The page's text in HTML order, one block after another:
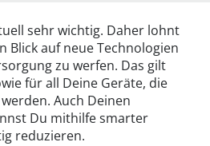
sehr wichtig. Daher lohnt
Blick auf neue Technologien
zu werfen. Das gilt
für all Deine Geräte, die
Auch Deinen
Du mithilfe smarter
reduzieren.